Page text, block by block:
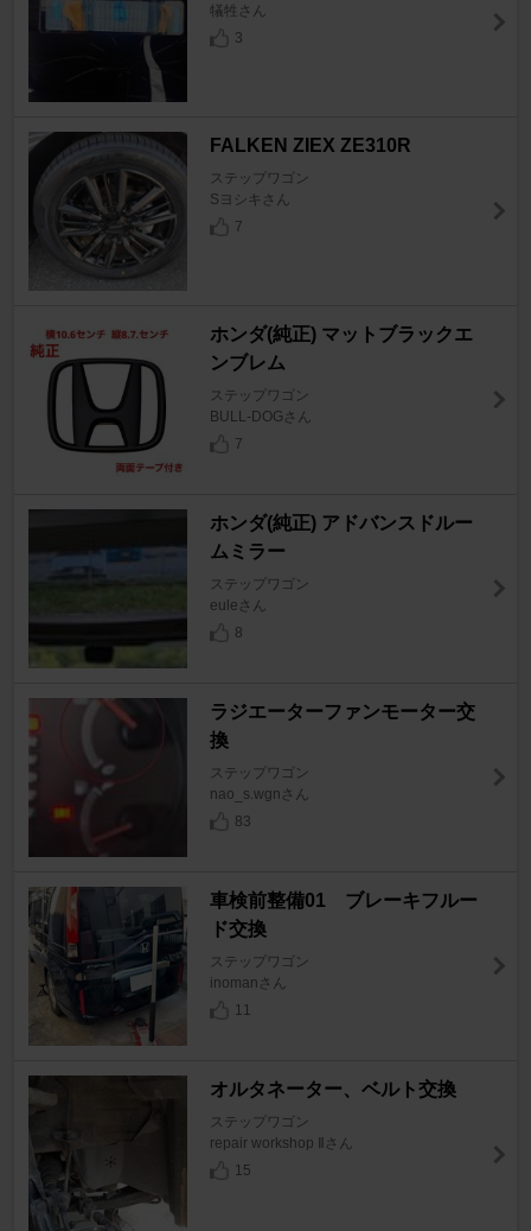
犠牲さん
3
FALKEN ZIEX ZE310R
ステップワゴン
Sヨシキさん
7
ホンダ(純正) マットブラックエ
ンブレム
ステップワゴン
BULL-DOGさん
7
ホンダ(純正) アドバンスドルー
ムミラー
ステップワゴン
euleさん
8
ラジエーターファンモーター交
換
ステップワゴン
nao_s.wgnさん
83
車検前整備01 ブレーキフルー
ド交換
ステップワゴン
inomanさん
11
オルタネーター、ベルト交換
ステップワゴン
repair workshop Ⅱさん
15